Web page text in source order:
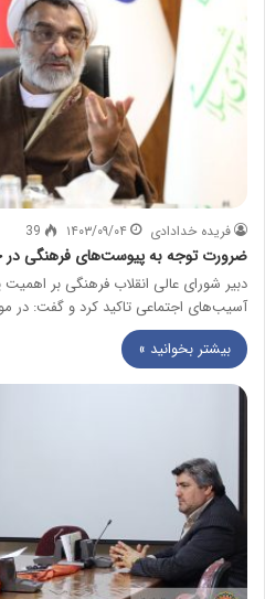
فریده خدادادی ۱۴۰۳/۰۹/۰۴ 39
ضرورت توجه به پیوست‌های فرهنگی
دبیر شورای عالی انقلاب فرهنگی بر
آسیب‌های اجتماعی تاکید کرد و گفت: در
بیشتر بخوانید »